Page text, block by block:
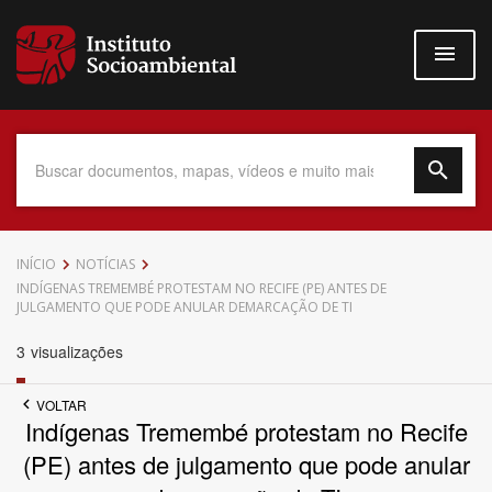
para
conteúdo
Data do Documento
Povo Indígena
INÍCIO
NOTÍCIAS
INDÍGENAS TREMEMBÉ PROTESTAM NO RECIFE (PE) ANTES DE
JULGAMENTO QUE PODE ANULAR DEMARCAÇÃO DE TI
3 visualizações
VOLTAR
Indígenas Tremembé protestam no Recife
(PE) antes de julgamento que pode anular